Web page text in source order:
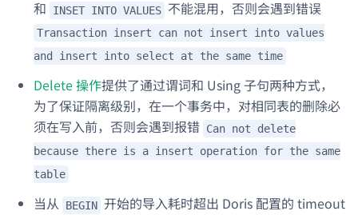
和 INSET INTO VALUES 不能混用，否则会遇到错误
Transaction insert can not insert into values
and insert into select at the same time
Delete 操作提供了通过谓词和 Using 子句两种方式，
为了保证隔离级别，在一个事务中，对相同表的删除必
须在写入前，否则会遇到报错 Can not delete
because there is a insert operation for the same
table
当从 BEGIN 开始的导入耗时超出 Doris 配置的 timeout